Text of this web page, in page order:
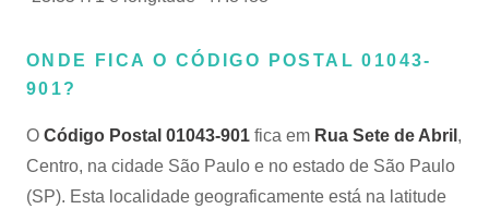
ONDE FICA O CÓDIGO POSTAL 01043-
901?
O Código Postal 01043-901 fica em Rua Sete de Abril ,
Centro, na cidade São Paulo e no estado de São Paulo
(SP). Esta localidade geograficamente está na latitude